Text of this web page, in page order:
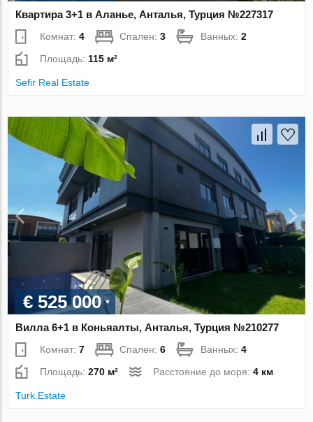
Квартира 3+1 в Аланье, Анталья, Турция №227317
Комнат:4 Спален:3 Ванных:2
Площадь: 115 м²
Sefir Real Estate
€ 525 000
Вилла 6+1 в Коньяалты, Анталья, Турция №210277
Комнат:7 Спален:6 Ванных:4
Площадь:270 м² Расстояние до моря:4 км
Turk.Estate